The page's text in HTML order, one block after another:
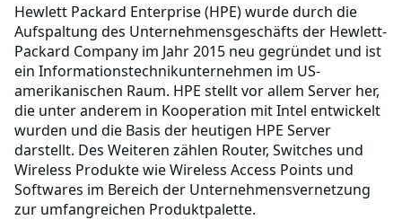
Hewlett Packard Enterprise (HPE) wurde durch die
Aufspaltung des Unternehmensgeschäfts der Hewlett-
Packard Company im Jahr 2015 neu gegründet und ist
ein Informationstechnikunternehmen im US-
amerikanischen Raum. HPE stellt vor allem Server her,
die unter anderem in Kooperation mit Intel entwickelt
wurden und die Basis der heutigen HPE Server
darstellt. Des Weiteren zählen Router, Switches und
Wireless Produkte wie Wireless Access Points und
Softwares im Bereich der Unternehmensvernetzung
zur umfangreichen Produktpalette.